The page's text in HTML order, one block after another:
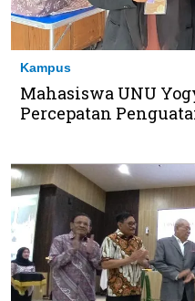
Kampus
Mahasiswa UNU
Percepatan